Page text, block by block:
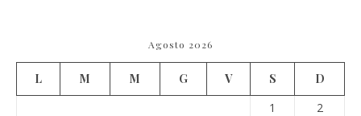
Agosto 2026
L M M G V S
D
1
2